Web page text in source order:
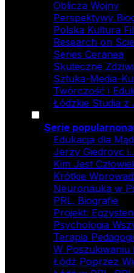
Oblicza Wojny
Perspektywy
Polska Kultura
Research on
Series Ceranea
Skuteczne
Sztuka-Media-
Twórczość i
Łódzkie Studia z
Serie
Edukacja dla
Jerzy Giedroyc
Kim Jest
Krótkie
Neuronauka w
PRL. Biografie
Projekt:
Psychologia
Terapia
W Poszukiwaniu
Łódź Poprzez